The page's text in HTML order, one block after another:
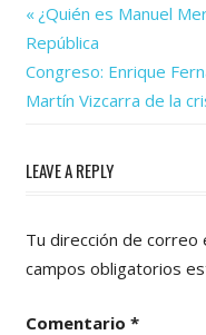
Navegación
de
entradas
Previous
Post:
¿Quién es Manuel
República
Next
Post:
Congreso: Enrique
Martín Vizcarra de la
LEAVE A REPLY
Tu dirección de correo
campos obligatorios
Comentario *